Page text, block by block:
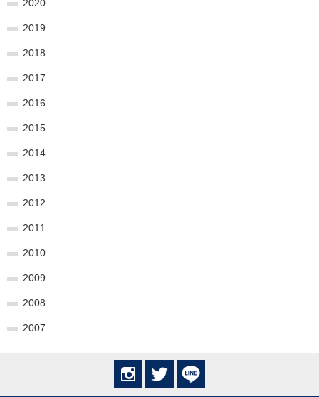
2020
2019
2018
2017
2016
2015
2014
2013
2012
2011
2010
2009
2008
2007